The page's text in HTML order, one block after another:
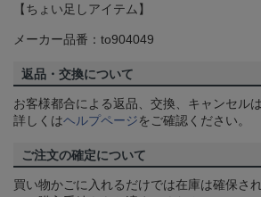
【ちょい足しアイテム】
メーカー品番：to904049
返品・交換について
お客様都合による返品、交換、キャンセル
詳しくはヘルプページをご確認ください。
ご注文の確定について
買い物かごに入れるだけでは在庫は確保さ